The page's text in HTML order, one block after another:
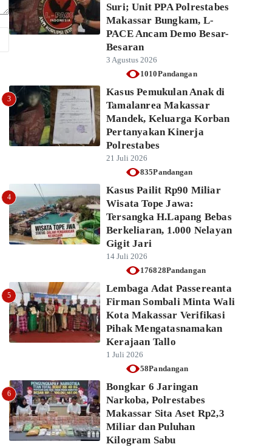
Suri; Unit PPA Polrestabes
Makassar Bungkam, L-
PACE Ancam Demo Besar-
Besaran
3 Agustus 2026
1010Pandangan
3
Kasus Pemukulan Anak di
Tamalanrea Makassar
Mandek, Keluarga Korban
Pertanyakan Kinerja
Polrestabes
21 Juli 2026
835Pandangan
4
Kasus Pailit Rp90 Miliar
Wisata Tope Jawa:
Tersangka H.Lapang Bebas
Berkeliaran, 1.000 Nelayan
Gigit Jari
14 Juli 2026
176828Pandangan
5
Lembaga Adat Passereanta
Firman Sombali Minta Wali
Kota Makassar Verifikasi
Pihak Mengatasnamakan
Kerajaan Tallo
1 Juli 2026
58Pandangan
6
Bongkar 6 Jaringan
Narkoba, Polrestabes
Makassar Sita Aset Rp2,3
Miliar dan Puluhan
Kilogram Sabu